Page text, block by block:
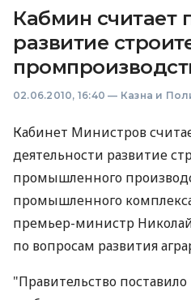
Кабмин считает
развитие
02.06.2010, 16:40 — Казна и
Кабинет Министров
деятельности развитие
промышленного
промышленного
премьер-министр
по вопросам развития
"Правительство